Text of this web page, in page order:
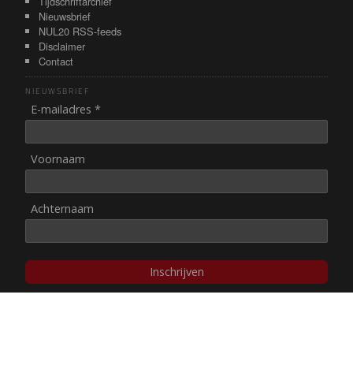
Nieuwsbrief
NUL20 RSS-feeds
Disclaimer
Contact
NIEUWSBRIEF
E-mailadres *
Voornaam
Achternaam
Inschrijven